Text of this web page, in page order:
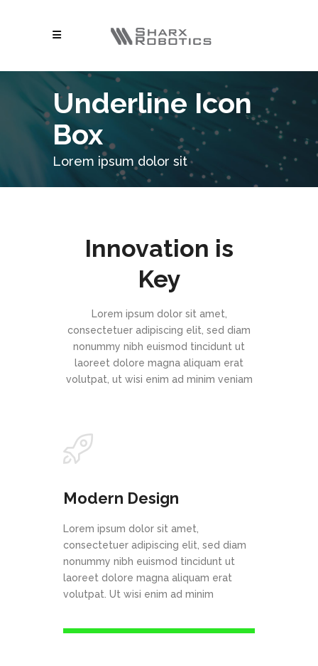
Underline Icon
Box
Lorem ipsum dolor sit
Innovation is
Key
Lorem ipsum dolor sit amet,
consectetuer adipiscing elit, sed diam
nonummy nibh euismod tincidunt ut
laoreet dolore magna aliquam erat
volutpat, ut wisi enim ad minim veniam
Modern Design
Lorem ipsum dolor sit amet,
consectetuer adipiscing elit, sed diam
nonummy nibh euismod tincidunt ut
laoreet dolore magna aliquam erat
volutpat. Ut wisi enim ad minim